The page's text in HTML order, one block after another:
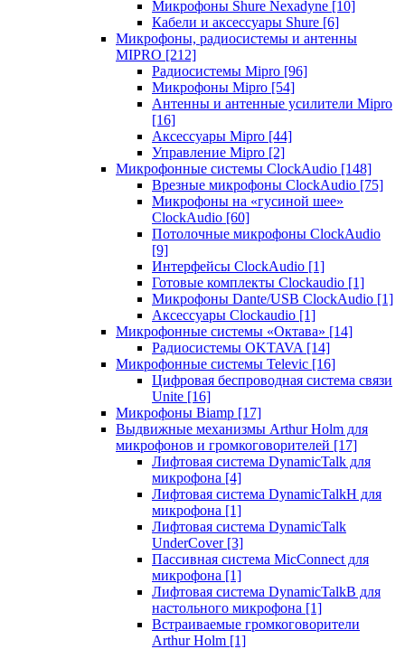
Микрофоны Shure Nexadyne [10]
Кабели и аксессуары Shure [6]
Микрофоны, радиосистемы и антенны
MIPRO [212]
Радиосистемы Mipro [96]
Микрофоны Mipro [54]
Антенны и антенные усилители Mipro
[16]
Аксессуары Mipro [44]
Управление Mipro [2]
Микрофонные системы ClockAudio [148]
Врезные микрофоны ClockAudio [75]
Микрофоны на «гусиной шее»
ClockAudio [60]
Потолочные микрофоны ClockAudio
[9]
Интерфейсы ClockAudio [1]
Готовые комплекты Clockaudio [1]
Микрофоны Dante/USB ClockAudio [1]
Аксессуары Clockaudio [1]
Микрофонные системы «Октава» [14]
Радиосистемы OKTAVA [14]
Микрофонные системы Televic [16]
Цифровая беспроводная система связи
Unite [16]
Микрофоны Biamp [17]
Выдвижные механизмы Arthur Holm для
микрофонов и громкоговорителей [17]
Лифтовая система DynamicTalk для
микрофона [4]
Лифтовая система DynamicTalkH для
микрофона [1]
Лифтовая система DynamicTalk
UnderCover [3]
Пассивная система MicConnect для
микрофона [1]
Лифтовая система DynamicTalkB для
настольного микрофона [1]
Встраиваемые громкоговорители
Arthur Holm [1]